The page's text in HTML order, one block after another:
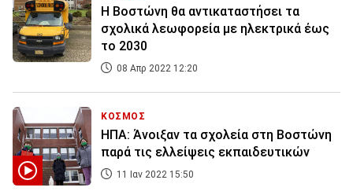
Η Βοστώνη θα αντικαταστήσει τα
σχολικά λεωφορεία με ηλεκτρικά έως
το 2030
08 Απρ 2022 12:20
ΚΟΣΜΟΣ
ΗΠΑ: Άνοιξαν τα σχολεία στη Βοστώνη
παρά τις ελλείψεις εκπαιδευτικών
11 Ιαν 2022 15:50